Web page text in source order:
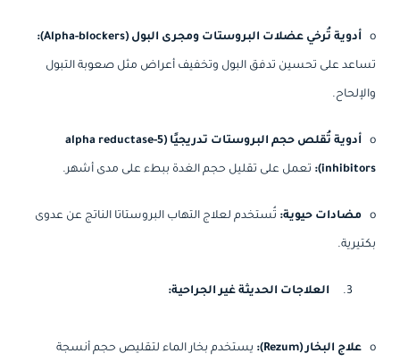
o أدوية تُرخي عضلات البروستات ومجرى البول (Alpha-blockers):
تساعد على تحسين تدفق البول وتخفيف أعراض مثل صعوبة التبول
والإلحاح.
o أدوية تُقلص حجم البروستات تدريجيًا (5-alpha reductase
inhibitors): تعمل على تقليل حجم الغدة ببطء على مدى أشهر.
o مضادات حيوية: تُستخدم لعلاج التهاب البروستاتا الناتج عن عدوى
بكتيرية.
العلاجات الحديثة غير الجراحية:
o علاج البخار (Rezum): يستخدم بخار الماء لتقليص حجم أنسجة